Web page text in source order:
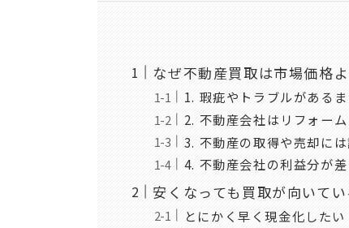
なぜ不動産買取は市場価格
1. 瑕疵やトラブルがある
2. 不動産会社はリフォー
3. 不動産の取得や売却に
4. 不動産会社の利益分が
安くなっても買取が向いて
とにかく早く現金化したい